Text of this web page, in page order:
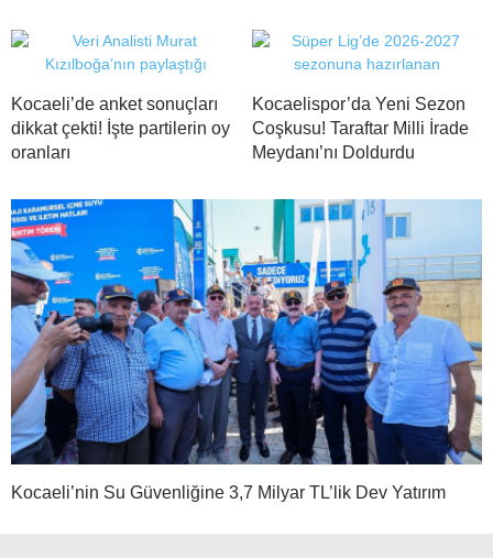
Kocaeli’de anket sonuçları
dikkat çekti! İşte partilerin oy
oranları
Kocaelispor’da Yeni Sezon
Coşkusu! Taraftar Milli İrade
Meydanı’nı Doldurdu
Kocaeli’nin Su Güvenliğine 3,7 Milyar TL’lik Dev Yatırım